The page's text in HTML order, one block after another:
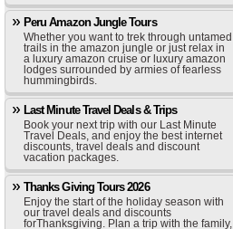
Peru Amazon Jungle Tours
Whether you want to trek through untamed
trails in the amazon jungle or just relax in
a luxury amazon cruise or luxury amazon
lodges surrounded by armies of fearless
hummingbirds.
Last Minute Travel Deals & Trips
Book your next trip with our Last Minute
Travel Deals, and enjoy the best internet
discounts, travel deals and discount
vacation packages.
Thanks Giving Tours 2026
Enjoy the start of the holiday season with
our travel deals and discounts
forThanksgiving. Plan a trip with the family,